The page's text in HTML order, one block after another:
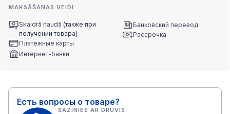
MAKSĀŠANAS VEIDI:
Skaidrā naudā (также при
получении товара)
Платёжные карты
Интернет-банки
Банковский перевод
Рассрочка
Есть вопросы о товаре?
SAZINIES AR DRUVIS: